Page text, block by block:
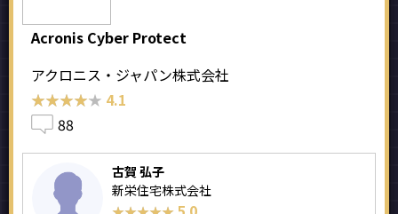
Acronis Cyber Protect
アクロニス・ジャパン株式会社
★★★★★
★★★★★ 4.1
88
古賀 弘子
新栄住宅株式会社